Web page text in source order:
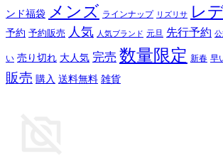
ンド福袋 メンズ ラインナップ リズリサ レ
予約 予約販売 人気 人気ブランド 元旦 先行予約
い 売り切れ 大人気 完売 数量限定 新春 早
販売 購入 送料無料 雑貨